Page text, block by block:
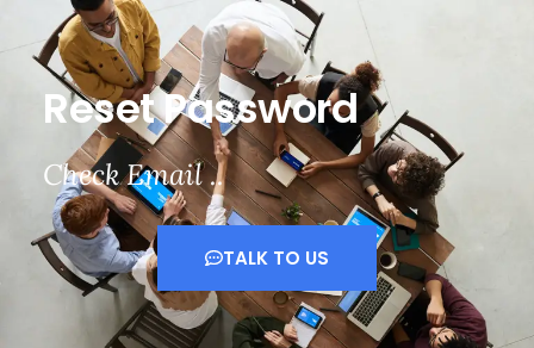
Reset Password
Check Email ..
TALK TO US